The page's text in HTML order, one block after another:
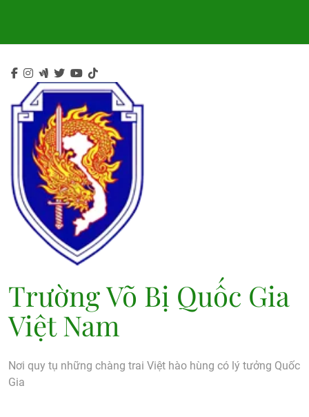
Trường Võ Bị Quốc Gia
Việt Nam
Nơi quy tụ những chàng trai Việt hào hùng có lý tưởng Quốc
Gia